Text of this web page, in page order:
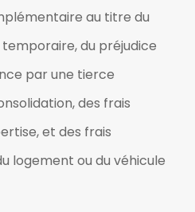
au titre du
du préjudice
par une tierce
des frais
et des frais
logement ou du véhicule